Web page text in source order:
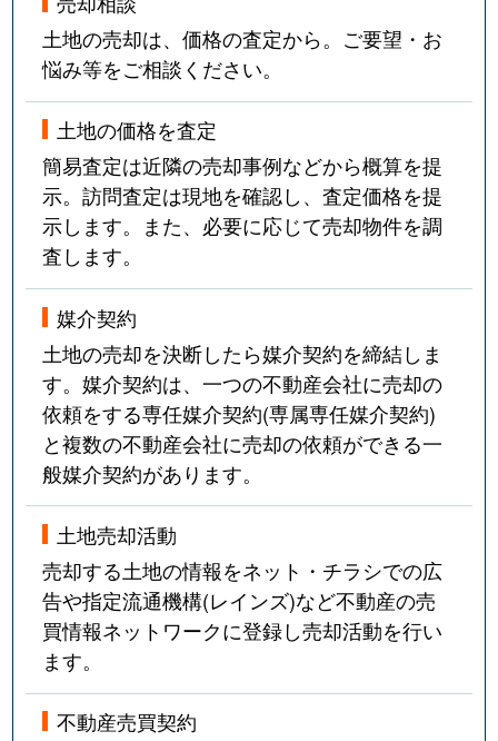
土地の売却は、価格の査定から。ご要望・お
悩み等をご相談ください。
土地の価格を査定
簡易査定は近隣の売却事例などから概算を提
示。訪問査定は現地を確認し、査定価格を提
示します。また、必要に応じて売却物件を調
査します。
媒介契約
土地の売却を決断したら媒介契約を締結しま
す。媒介契約は、一つの不動産会社に売却の
依頼をする専任媒介契約(専属専任媒介契約)
と複数の不動産会社に売却の依頼ができる一
般媒介契約があります。
土地売却活動
売却する土地の情報をネット・チラシでの広
告や指定流通機構(レインズ)など不動産の売
買情報ネットワークに登録し売却活動を行い
ます。
不動産売買契約